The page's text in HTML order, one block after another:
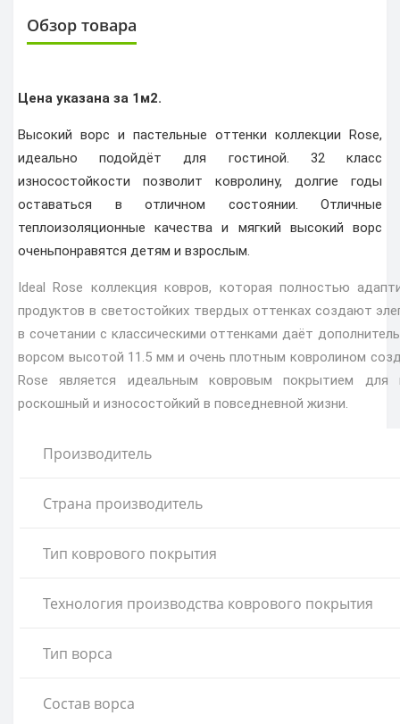
Обзор товара
Цена указана за 1м2.
Высокий ворс и пастельные оттенки коллекции Rose,
идеально подойдёт для гостиной. 32 класс
износостойкости позволит ковролину, долгие годы
оставаться в отличном состоянии. Отличные
теплоизоляционные качества и мягкий высокий ворс
оченьпонравятся детям и взрослым.
Ideal Rose коллекция ковров, которая полностью
продуктов в светостойких твердых оттенках создают
в сочетании с классическими оттенками даёт
ворсом высотой 11.5 мм и очень плотным ковролином
Rose является идеальным ковровым покрытием
роскошный и износостойкий в повседневной жизни.
Производитель
Страна производитель
Тип коврового покрытия
Технология производства коврового покрытия
Тип ворса
Состав ворса